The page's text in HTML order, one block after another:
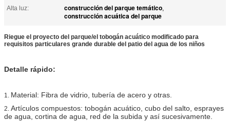
Alta luz:
construcción del parque temático,
construcción acuática del parque
Riegue el proyecto del parque/el tobogán acuático modificado para
requisitos particulares grande durable del patio del agua de los niños
Detalle rápido:
1. Material: Fibra de vidrio, tubería de acero y otras.
2. Artículos compuestos: tobogán acuático, cubo del salto, esprayes
de agua, cortina de agua, red de la subida y así sucesivamente.